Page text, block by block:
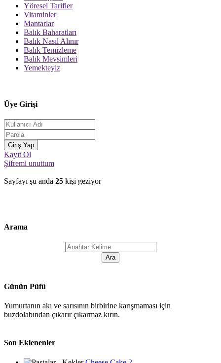
Yöresel Tarifler
Vitaminler
Mantarlar
Balık Baharatları
Balık Nasıl Alınır
Balık Temizleme
Balık Mevsimleri
Yemekteyiz
Üye Girişi
Kayıt Ol
Şifremi unuttum
Sayfayı şu anda 25 kişi geziyor
Arama
Günün Püfü
Yumurtanın akı ve sarısının birbirine karışmaması için
buzdolabından çıkarır çıkarmaz kırın.
Son Eklenenler